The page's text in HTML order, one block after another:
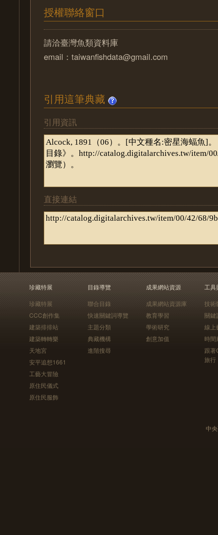
授權聯絡窗口
請洽臺灣魚類資料庫
email：taiwanfishdata@gmail.com
引用這筆典藏
引用資訊
直接連結
珍藏特展
珍藏特展
CCC創作集
建築排排站
建築轉轉樂
天地宮
安平追想1661
工藝大冒險
原住民儀式
原住民服飾
目錄導覽
聯合目錄
快速關鍵詞導覽
主題分類
典藏機構
進階搜尋
成果網站資源
成果網站資源庫
教育學習
學術研究
創意加值
工具
技術
關鍵
線上
時間
跟
旅行
中